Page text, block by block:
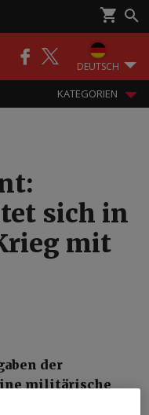
DEUTSCH
KATEGORIEN
sich in
mit
der
militärische
dort